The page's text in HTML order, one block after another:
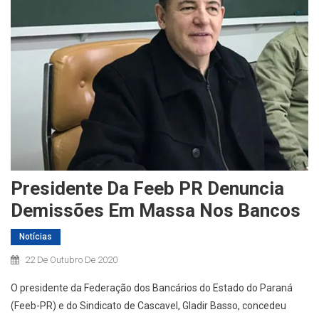
Presidente Da Feeb PR Denuncia
Demissões Em Massa Nos Bancos
Notícias
22 De Outubro De 2020
O presidente da Federação dos Bancários do Estado do Paraná
(Feeb-PR) e do Sindicato de Cascavel, Gladir Basso, concedeu